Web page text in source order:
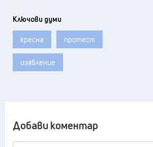
Ключови думи
кресна протест
изявление
Добави коментар